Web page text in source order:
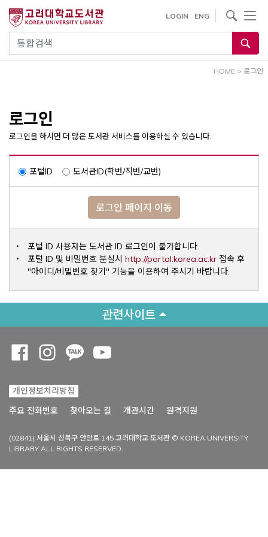
건
통합검색
LOGIN ENG
사이트내 검색
HOME > 로그인
로그인
로그인을 하시면 더 많은 도서관 서비스를 이용하실 수 있습니다.
포털ID 도서관ID(학번/직번/교번)
로그인 페이지 이동
포털 ID 사용자는 도서관 ID 로그인이 불가합니다.
포털 ID 및 비밀번호 분실시 http://portal.korea.ac.krOpens a
접속 후
"아이디/비밀번호 찾기" 기능을 이용하여 주시기 바랍니다.
관련사이트
개인정보처리방침
주요 전화번호
찾아오는 길 개관시간 원격지원
(02841) 서울시 성북구 안암로 145 고려대학교 도서관 © KOREA UNIVERSITY
LIBRARY ALL RIGHTS RESERVED.
Opens a new window
Opens a new window
Opens a new window